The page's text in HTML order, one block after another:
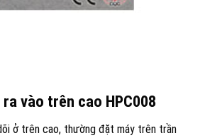
vào trên cao HPC008
ở trên cao, thường đặt máy trên trần